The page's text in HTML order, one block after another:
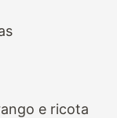
e ricota